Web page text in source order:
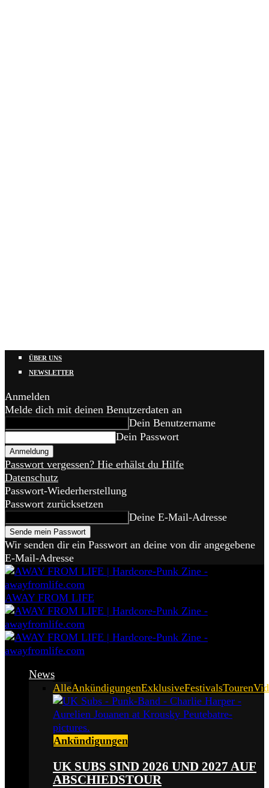
ÜBER UNS
NEWSLETTER
Anmelden
Melde dich mit deinen Benutzerdaten an
Dein Benutzername
Dein Passwort
Passwort vergessen? Hie erhälst du Hilfe
Datenschutz
Passwort-Wiederherstellung
Passwort zurücksetzen
Deine E-Mail-Adresse
Wir senden dir ein Passwort an deine von dir angegebene
E-Mail-Adresse
AWAY FROM LIFE
News
AlleAnkündigungenExklusiveFestivalsTouren
Ankündigungen
UK SUBS SIND 2026 UND 2027 AUF
ABSCHIEDSTOUR